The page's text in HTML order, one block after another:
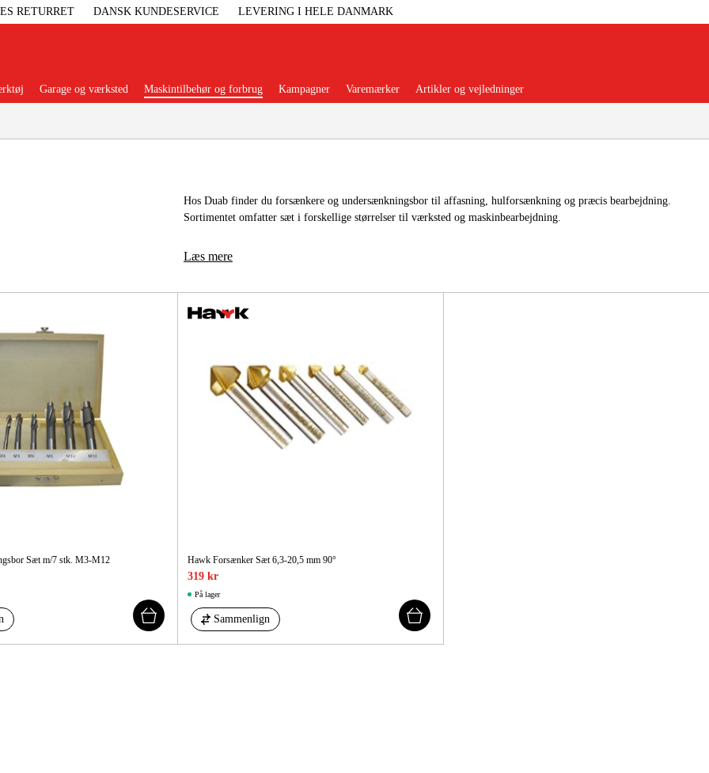
RETURRET DANSK KUNDESERVICE LEVERING I HELE DANMARK
Maskintilbehør Og Forbrug
Garage og værksted Maskintilbehør og forbrug Kampagner Varemærker Artikler og vejledninger
Hos Duab finder du forsænkere og undersænkningsbor til affasning, hulforsænkning og præcis bearbejdning.
Sortimentet omfatter sæt i forskellige størrelser til værksted og maskinbearbejdning.
Læs mere
Sæt m/7 stk. M3-M12 Hawk Forsænker Sæt 6,3-20,5 mm 90°
319 kr
På lager
Sammenlign